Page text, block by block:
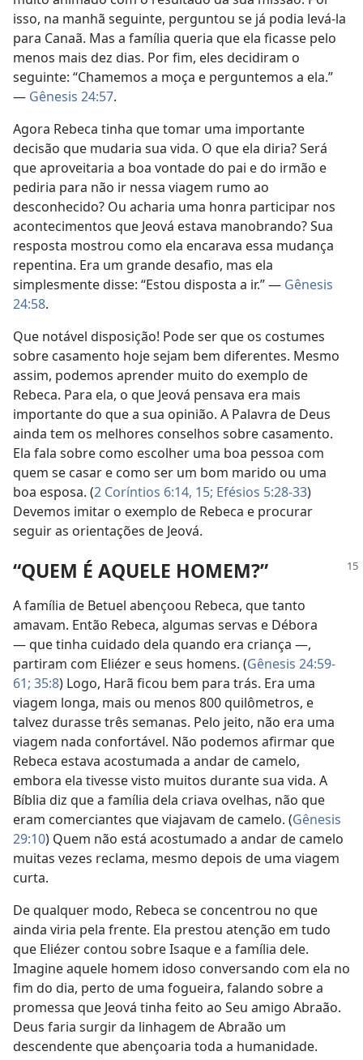
isso, na manhã seguinte, perguntou se já podia levá-la
para Canaã. Mas a família queria que ela ficasse pelo
menos mais dez dias. Por fim, eles decidiram o
seguinte: “Chamemos a moça e perguntemos a ela.”
— Gênesis 24:57.
Agora Rebeca tinha que tomar uma importante
decisão que mudaria sua vida. O que ela diria? Será
que aproveitaria a boa vontade do pai e do irmão e
pediria para não ir nessa viagem rumo ao
desconhecido? Ou acharia uma honra participar nos
acontecimentos que Jeová estava manobrando? Sua
resposta mostrou como ela encarava essa mudança
repentina. Era um grande desafio, mas ela
simplesmente disse: “Estou disposta a ir.” — Gênesis
24:58.
Que notável disposição! Pode ser que os costumes
sobre casamento hoje sejam bem diferentes. Mesmo
assim, podemos aprender muito do exemplo de
Rebeca. Para ela, o que Jeová pensava era mais
importante do que a sua opinião. A Palavra de Deus
ainda tem os melhores conselhos sobre casamento.
Ela fala sobre como escolher uma boa pessoa com
quem se casar e como ser um bom marido ou uma
boa esposa. (2 Coríntios 6:14, 15; Efésios 5:28-33)
Devemos imitar o exemplo de Rebeca e procurar
seguir as orientações de Jeová.
“QUEM É AQUELE HOMEM?”
A família de Betuel abençoou Rebeca, que tanto
amavam. Então Rebeca, algumas servas e Débora
— que tinha cuidado dela quando era criança —,
partiram com Eliézer e seus homens. (Gênesis 24:59-
61; 35:8) Logo, Harã ficou bem para trás. Era uma
viagem longa, mais ou menos 800 quilômetros, e
talvez durasse três semanas. Pelo jeito, não era uma
viagem nada confortável. Não podemos afirmar que
Rebeca estava acostumada a andar de camelo,
embora ela tivesse visto muitos durante sua vida. A
Bíblia diz que a família dela criava ovelhas, não que
eram comerciantes que viajavam de camelo. (Gênesis
29:10) Quem não está acostumado a andar de camelo
muitas vezes reclama, mesmo depois de uma viagem
curta.
De qualquer modo, Rebeca se concentrou no que
ainda viria pela frente. Ela prestou atenção em tudo
que Eliézer contou sobre Isaque e a família dele.
Imagine aquele homem idoso conversando com ela no
fim do dia, perto de uma fogueira, falando sobre a
promessa que Jeová tinha feito ao Seu amigo Abraão.
Deus faria surgir da linhagem de Abraão um
descendente que abençoaria toda a humanidade.